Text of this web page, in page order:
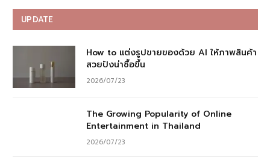
UPDATE
How to แต่งรูปขายของด้วย AI ให้ภาพสินค้า
สวยปังน่าซื้อขึ้น
2026/07/23
The Growing Popularity of Online
Entertainment in Thailand
2026/07/23